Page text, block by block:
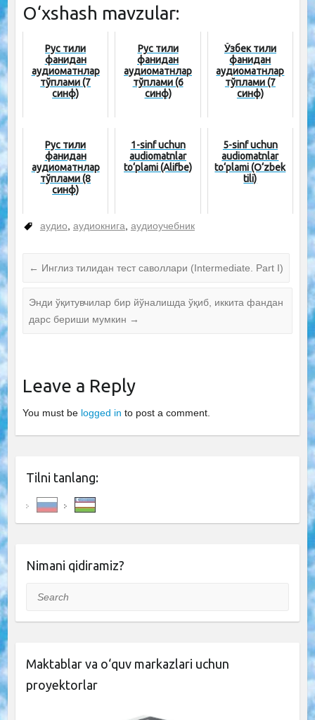
O‘xshash mavzular:
Рус тили
фанидан
аудиоматнлар
тўплами (7
синф)
Рус тили
фанидан
аудиоматнлар
тўплами (6
синф)
Ўзбек тили
фанидан
аудиоматнлар
тўплами (7
синф)
Рус тили
фанидан
аудиоматнлар
тўплами (8
синф)
1-sinf uchun
audiomatnlar
to‘plami (Alifbe)
5-sinf uchun
audiomatnlar
to‘plami (O‘zbek
tili)
аудио, аудиокнига, аудиоучебник
← Инглиз тилидан тест саволлари (Intermediate. Рart I)
Энди ўқитувчилар бир йўналишда ўқиб, иккита фандан
дарс бериши мумкин →
Leave a Reply
You must be logged in to post a comment.
Tilni tanlang:
Nimani qidiramiz?
Search
Maktablar va o‘quv markazlari uchun
proyektorlar